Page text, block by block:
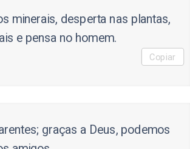
minerais, desperta nas plantas,
e pensa no homem.
Copiar
graças a Deus, podemos